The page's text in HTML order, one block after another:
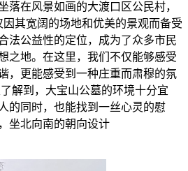
落在风景如画的大渡口区公民村，
因其宽阔的场地和优美的景观而备受
法公益性的定位，成为了众多市民
之地。在这里，我们不仅能够感受
，更能感受到一种庄重而肃穆的氛
解到，大宝山公墓的环境十分宜
的同时，也能找到一丝心灵的慰
坐北向南的朝向设计